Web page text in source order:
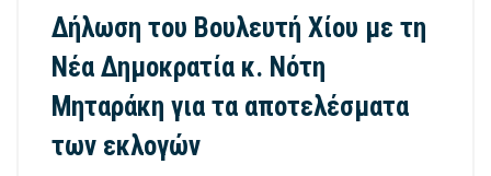
Δήλωση του Βουλευτή Χίου με τη
Νέα Δημοκρατία κ. Νότη
Μηταράκη για τα αποτελέσματα
των εκλογών